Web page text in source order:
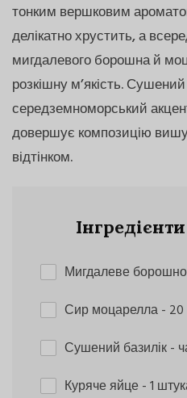
тонким вершковим
делікатно хрустить, а
мигдалевого борошна й
розкішну м’якість.
середземноморський
довершує композицію
відтінком.
Інгредієнти
Мигдалеве борошно
Сир моцарелла- 20
Сушений базилік-
Куряче яйце- 1